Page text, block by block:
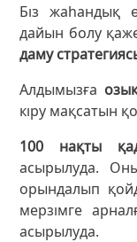
Біз жаһандық
дайын болу
даму
Алдымызға
кіру мақсатын
100 нақты
асырылуда.
орындалып
мерзімге
асырылуда.